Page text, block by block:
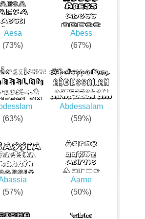
Aesa
(73%)
Abess
(67%)
(63%)
Abdessalam
(59%)
(57%)
Aarne
(50%)